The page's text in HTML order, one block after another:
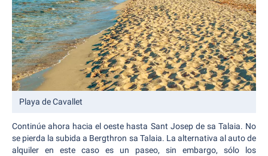
Playa de Cavallet
Continúe ahora hacia el oeste hasta Sant Josep de sa Talaia. No
se pierda la subida a Bergthron sa Talaia. La alternativa al auto de
alquiler en este caso es un paseo, sin embargo, sólo los